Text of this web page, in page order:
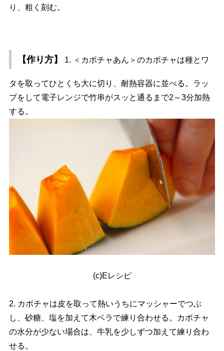
り、粗く刻む。
【作り方】 1. ＜カボチャあん＞のカボチャは種とワ
タを取ってひとくち大に切り、耐熱容器に並べる。ラッ
プをして電子レンジで竹串がスッと通るまで2～3分加熱
する。
(c)Eレシピ
2. カボチャは皮を取って熱いうちにマッシャーでつぶ
し、砂糖、塩を加えて木ベラで練り合わせる。カボチャ
の水分が少ない場合は、牛乳を少しずつ加えて練り合わ
せる。